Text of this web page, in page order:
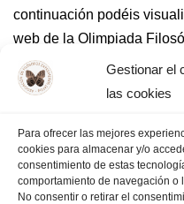
Gestionar el
las cookies
Para ofrecer las mejores
cookies para almacenar y/o
consentimiento de estas
comportamiento de navegación o
No consentir o retirar el
continuación podéis
web de la Olimpiada
puede ver la lectura y
tres…
Leer más »
« Anterior 1 …